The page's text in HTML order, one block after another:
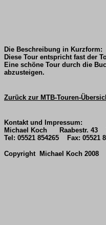
Die Beschreibung in Kurzform:
Diese Tour entspricht fast der
Eine schöne Tour durch die
abzusteigen.
Zurück zur MTB-Touren-
Kontakt und Impressum:
Michael Koch Raabestr. 43
Tel: 05521 854265 Fax: 05521
Copyright Michael Koch 2008